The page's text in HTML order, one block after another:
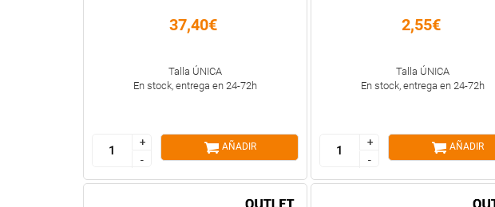
37,40€
Talla ÚNICA
En stock, entrega en 24-72h
+
-
+
-
AÑADIR
2,55€
Talla ÚNICA
En stock, entrega en 24-72h
+
-
+
-
AÑADIR